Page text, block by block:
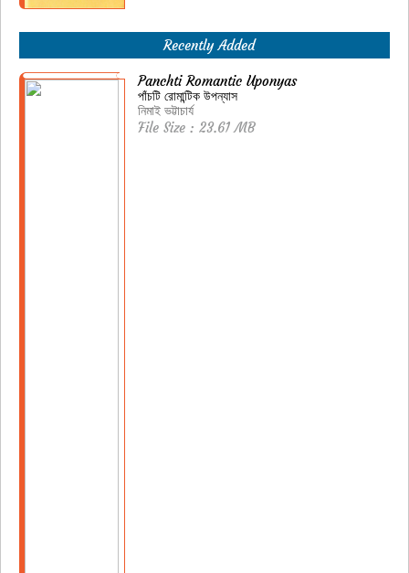
Recently Added
Panchti Romantic Uponyas
পাঁচটি রোমান্টিক উপন্যাস
নিমাই ভট্টাচার্য
File Size : 23.61 MB